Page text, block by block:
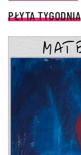
PŁYTA TYGODNIA